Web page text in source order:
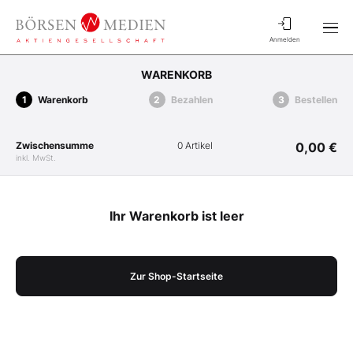
Anmelden
WARENKORB
Warenkorb Bezahlen Bestellen
Zwischensumme
inkl. MwSt.
0 Artikel 0,00 €
Ihr Warenkorb ist leer
Zur Shop-Startseite